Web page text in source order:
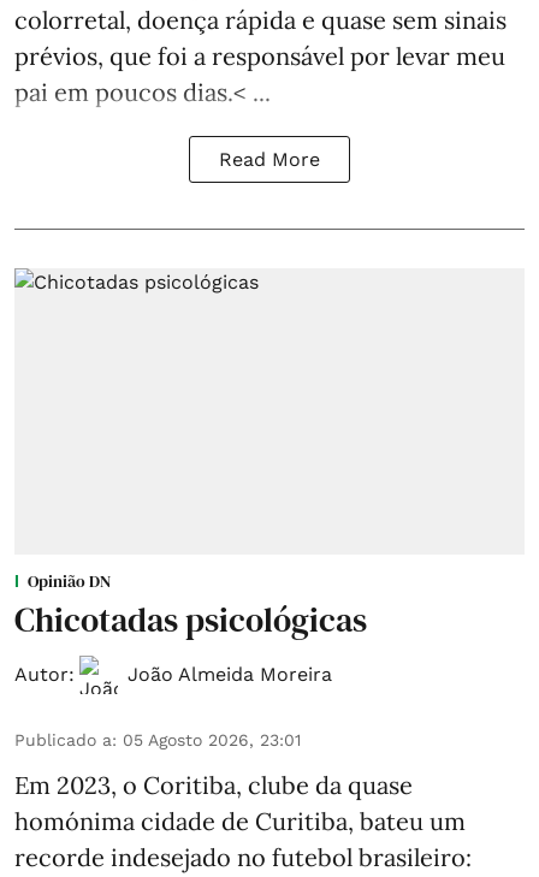
colorretal, doença rápida e quase sem sinais
prévios, que foi a responsável por levar meu
pai em poucos dias.< ...
Read More
Opinião DN
Chicotadas psicológicas
Autor: João Almeida Moreira
Publicado a: 05 Agosto 2026, 23:01
Em 2023, o Coritiba, clube da quase
homónima cidade de Curitiba, bateu um
recorde indesejado no futebol brasileiro: